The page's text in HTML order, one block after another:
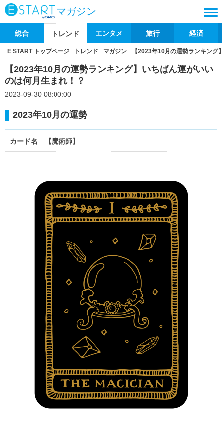
マガジン
総合 トレンド エンタメ 旅行 経済
E START トップページ トレンド マガジン 【2023年10月の運勢ランキン
【2023年10月の運勢ランキング】いちばん運がいい
のは何月生まれ！？
2023-09-30 08:00:00
2023年10月の運勢
カード名 【魔術師】